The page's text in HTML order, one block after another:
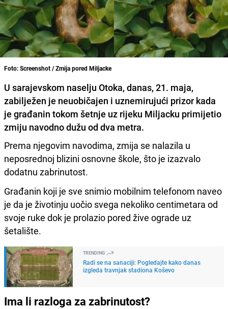
Foto: Screenshot / Zmija pored Miljacke
U sarajevskom naselju Otoka, danas, 21. maja,
zabilježen je neuobičajen i uznemirujući prizor kada
je građanin tokom šetnje uz rijeku Miljacku primijetio
zmiju navodno dužu od dva metra.
Prema njegovim navodima, zmija se nalazila u
neposrednoj blizini osnovne škole, što je izazvalo
dodatnu zabrinutost.
Građanin koji je sve snimio mobilnim telefonom naveo
je da je životinju uočio svega nekoliko centimetara od
svoje ruke dok je prolazio pored žive ograde uz
šetalište.
TRENDING
Radi se na sanaciji: Pogledajte kako danas
izgleda travnjak stadiona Koševo
Ima li razloga za zabrinutost?